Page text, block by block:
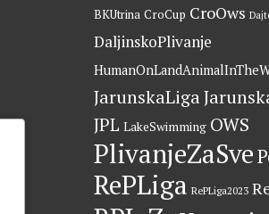
BKUtrina CroCup CroOws
DaljinskoPlivanje
JarunskaLiga
JPL LakeSwimming OWS
PlivanjeZaSve
RePLiga RePLiga2023